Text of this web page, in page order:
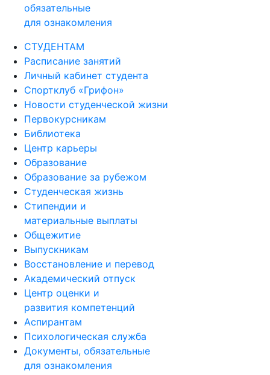
обязательные
для ознакомления
СТУДЕНТАМ
Расписание занятий
Личный кабинет студента
Спортклуб «Грифон»
Новости студенческой жизни
Первокурсникам
Библиотека
Центр карьеры
Образование
Образование за рубежом
Студенческая жизнь
Стипендии и
материальные выплаты
Общежитие
Выпускникам
Восстановление и перевод
Академический отпуск
Центр оценки и
развития компетенций
Аспирантам
Психологическая служба
Документы, обязательные
для ознакомления